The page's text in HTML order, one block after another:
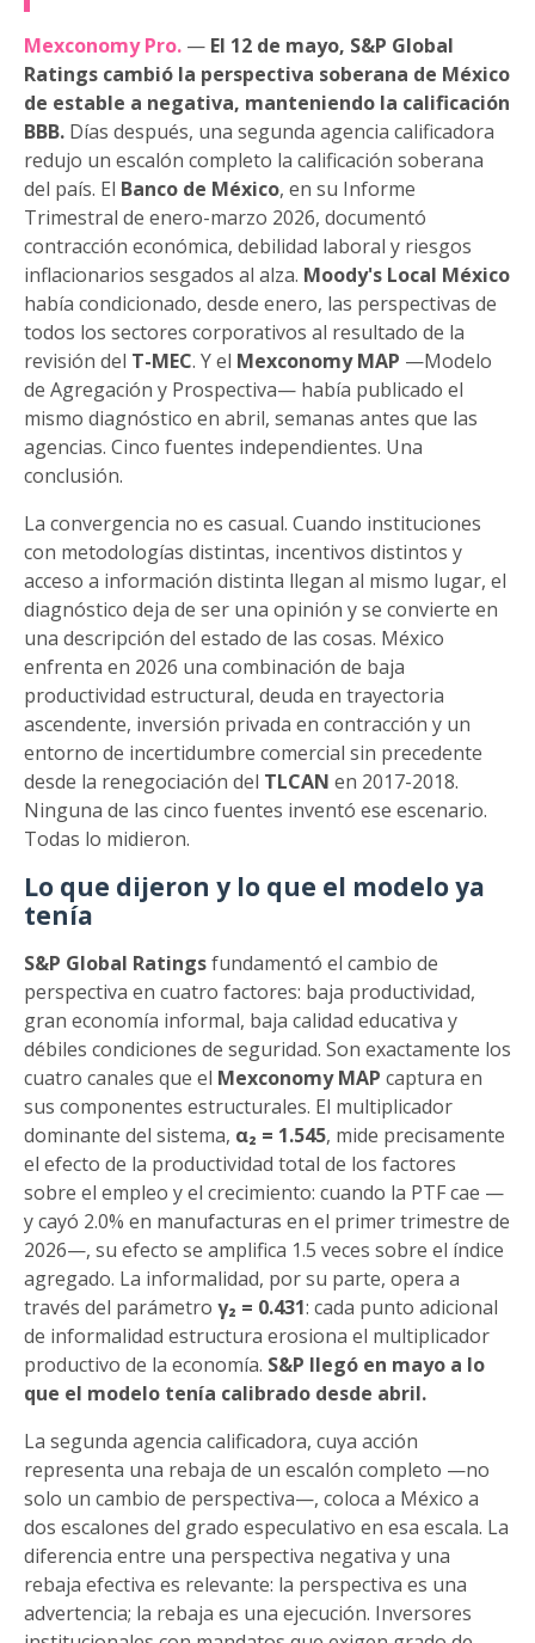
Mexconomy Pro. — El 12 de mayo, S&P Global
Ratings cambió la perspectiva soberana de México
de estable a negativa, manteniendo la calificación
BBB. Días después, una segunda agencia calificadora
redujo un escalón completo la calificación soberana
del país. El Banco de México, en su Informe
Trimestral de enero-marzo 2026, documentó
contracción económica, debilidad laboral y riesgos
inflacionarios sesgados al alza. Moody's Local México
había condicionado, desde enero, las perspectivas de
todos los sectores corporativos al resultado de la
revisión del T-MEC. Y el Mexconomy MAP —Modelo
de Agregación y Prospectiva— había publicado el
mismo diagnóstico en abril, semanas antes que las
agencias. Cinco fuentes independientes. Una
conclusión.
La convergencia no es casual. Cuando instituciones
con metodologías distintas, incentivos distintos y
acceso a información distinta llegan al mismo lugar, el
diagnóstico deja de ser una opinión y se convierte en
una descripción del estado de las cosas. México
enfrenta en 2026 una combinación de baja
productividad estructural, deuda en trayectoria
ascendente, inversión privada en contracción y un
entorno de incertidumbre comercial sin precedente
desde la renegociación del TLCAN en 2017-2018.
Ninguna de las cinco fuentes inventó ese escenario.
Todas lo midieron.
Lo que dijeron y lo que el modelo ya
tenía
S&P Global Ratingsfundamentó el cambio de
perspectiva en cuatro factores: baja productividad,
gran economía informal, baja calidad educativa y
débiles condiciones de seguridad. Son exactamente los
cuatro canales que el Mexconomy MAP captura en
sus componentes estructurales. El multiplicador
dominante del sistema, α₂ = 1.545, mide precisamente
el efecto de la productividad total de los factores
sobre el empleo y el crecimiento: cuando la PTF cae —
y cayó 2.0% en manufacturas en el primer trimestre de
2026—, su efecto se amplifica 1.5 veces sobre el índice
agregado. La informalidad, por su parte, opera a
través del parámetro γ₂ = 0.431: cada punto adicional
de informalidad estructura erosiona el multiplicador
productivo de la economía. S&P llegó en mayo a lo
que el modelo tenía calibrado desde abril.
La segunda agencia calificadora, cuya acción
representa una rebaja de un escalón completo —no
solo un cambio de perspectiva—, coloca a México a
dos escalones del grado especulativo en esa escala. La
diferencia entre una perspectiva negativa y una
rebaja efectiva es relevante: la perspectiva es una
advertencia; la rebaja es una ejecución. Inversores